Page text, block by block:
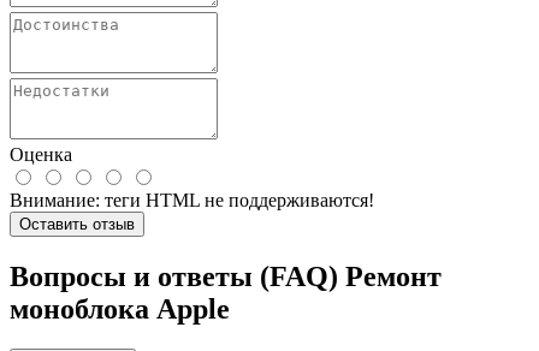
Оценка
Внимание: теги HTML не поддерживаются!
Оставить отзыв
Вопросы и ответы (FAQ) Ремонт
моноблока Apple